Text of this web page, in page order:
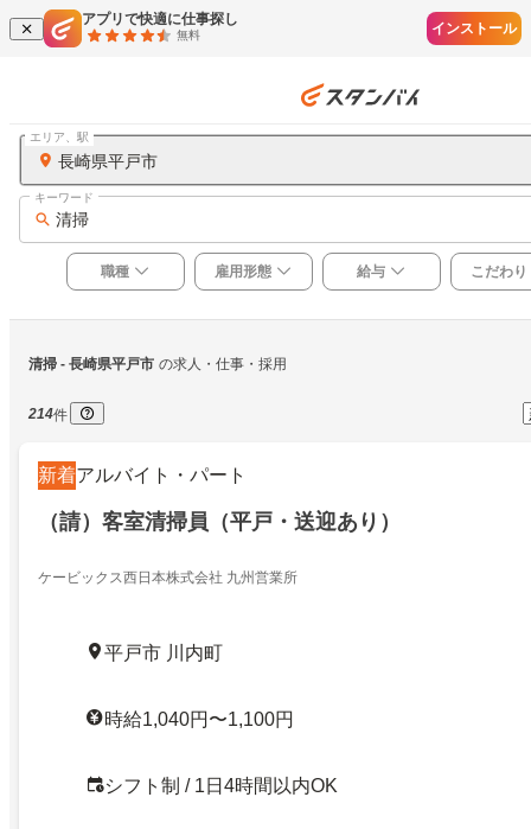
アプリで快適に仕事探し
無料 インストール
長崎県平戸市
エリア、駅
清掃
キーワード
職種 雇用形態 給与 こだわり
清掃 - 長崎県平戸市 の求人・仕事・採用
214件
新着アルバイト・パート
（請）客室清掃員（平戸・送迎あり）
ケービックス西日本株式会社 九州営業所
平戸市 川内町
時給1,040円〜1,100円
シフト制 / 1日4時間以内OK